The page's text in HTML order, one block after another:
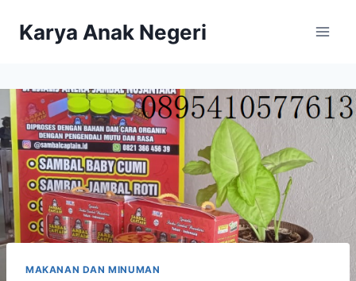
Karya Anak Negeri
MAKANAN DAN MINUMAN